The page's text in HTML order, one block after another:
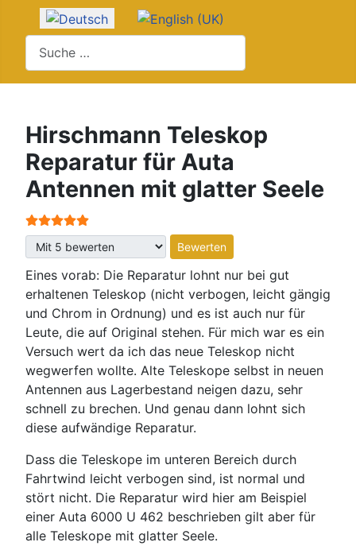
Sprache auswählen
Suchen
Hirschmann Teleskop
Reparatur für Auta
Antennen mit glatter Seele
Bewertung:
Bitte bewerten
Eines vorab: Die Reparatur lohnt nur bei gut
erhaltenen Teleskop (nicht verbogen, leicht gängig
und Chrom in Ordnung) und es ist auch nur für
Leute, die auf Original stehen. Für mich war es ein
Versuch wert da ich das neue Teleskop nicht
wegwerfen wollte. Alte Teleskope selbst in neuen
Antennen aus Lagerbestand neigen dazu, sehr
schnell zu brechen. Und genau dann lohnt sich
diese aufwändige Reparatur.
Dass die Teleskope im unteren Bereich durch
Fahrtwind leicht verbogen sind, ist normal und
stört nicht. Die Reparatur wird hier am Beispiel
einer Auta 6000 U 462 beschrieben gilt aber für
alle Teleskope mit glatter Seele.